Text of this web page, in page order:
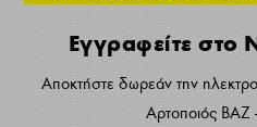
Εγγραφείτε
Αποκτήστε δωρεάν την
Αρτοποιός ΒΑΖ